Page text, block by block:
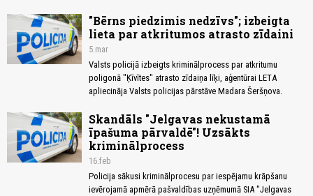
"Bērns piedzimis nedzīvs"; izbeigta
lieta par atkritumos atrasto zīdaini
5.mar
Valsts policijā izbeigts kriminālprocess par atkritumu
poligonā "Ķīvītes" atrasto zīdaiņa līķi, aģentūrai LETA
apliecināja Valsts policijas pārstāve Madara Šeršņova.
Skandāls "Jelgavas nekustamā
īpašuma pārvaldē"! Uzsākts
kriminālprocess
16.feb
Policija sākusi kriminālprocesu par iespējamu krāpšanu
ievērojamā apmērā pašvaldības uzņēmumā SIA "Jelgavas